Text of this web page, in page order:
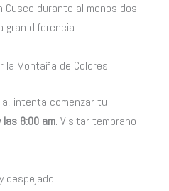
Cusco durante al menos dos
gran diferencia.
la Montaña de Colores
intenta comenzar tu
las 8:00 am. Visitar temprano
despejado